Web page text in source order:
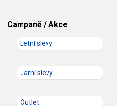
Campaně / Akce
Letní slevy
Jarní slevy
Outlet